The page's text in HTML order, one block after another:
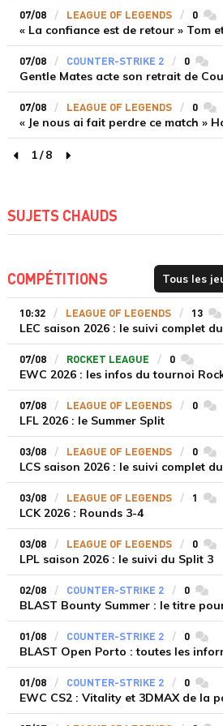
07/08 LEAGUE OF LEGENDS 0
07/08 COUNTER-STRIKE 2 0
07/08 LEAGUE OF LEGENDS 0
page précédente
1/8
page suivante
SUJETS CHAUDS
COMPÉTITIONS
10:32 LEAGUE OF LEGENDS 13
LEC saison 2026 : le suivi complet
07/08 ROCKET LEAGUE 0
EWC 2026 : les infos du tournoi
07/08 LEAGUE OF LEGENDS 0
LFL 2026 : le Summer Split
03/08 LEAGUE OF LEGENDS 0
LCS saison 2026 : le suivi complet
03/08 LEAGUE OF LEGENDS 1
LCK 2026 : Rounds 3-4
03/08 LEAGUE OF LEGENDS 0
LPL saison 2026 : le suivi du Split 3
02/08 COUNTER-STRIKE 2 0
BLAST Bounty Summer : le titre
01/08 COUNTER-STRIKE 2 0
01/08 COUNTER-STRIKE 2 0
EWC CS2 : Vitality et 3DMAX de la